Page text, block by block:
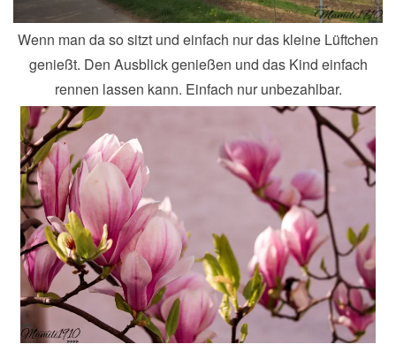
Wenn man da so sitzt und einfach nur das kleine Lüftchen
genießt. Den Ausblick genießen und das Kind einfach
rennen lassen kann. Einfach nur unbezahlbar.